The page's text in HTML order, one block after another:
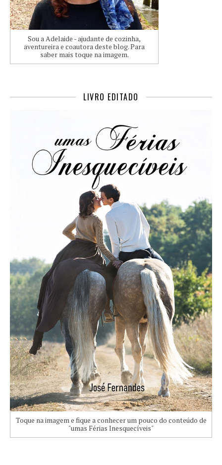
Sou a Adelaide - ajudante de cozinha,
aventureira e coautora deste blog. Para
saber mais toque na imagem.
LIVRO EDITADO
Toque na imagem e fique a conhecer um pouco do conteúdo de
"umas Férias Inesquecíveis"